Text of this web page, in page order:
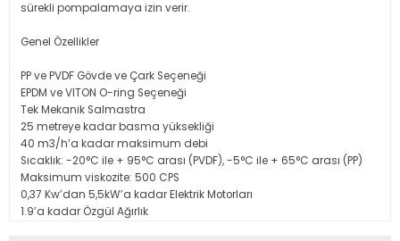
sürekli pompalamaya izin verir.
Genel Özellikler
PP ve PVDF Gövde ve Çark Seçeneği
EPDM ve VITON O-ring Seçeneği
Tek Mekanik Salmastra
25 metreye kadar basma yüksekliği
40 m3/h’a kadar maksimum debi
Sıcaklık: -20°C ile + 95°C arası (PVDF), -5°C ile + 65°C arası (PP)
Maksimum viskozite: 500 CPS
0,37 Kw’dan 5,5kW’a kadar Elektrik Motorları
1.9’a kadar Özgül Ağırlık